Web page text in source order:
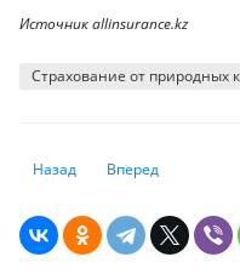
Источник allinsurance.kz
Страхование от природных
Предыдущий: Токаев:
Назад Следующий: 9
Вперед